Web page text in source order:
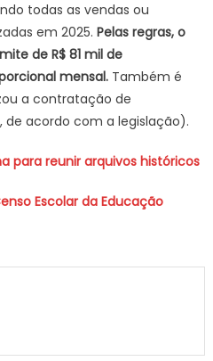
todas as vendas ou
em 2025. Pelas regras, o
de R$ 81 mil de
mensal.Também é
a contratação de
acordo com a legislação).
para reunir arquivos históricos
Escolar da Educação